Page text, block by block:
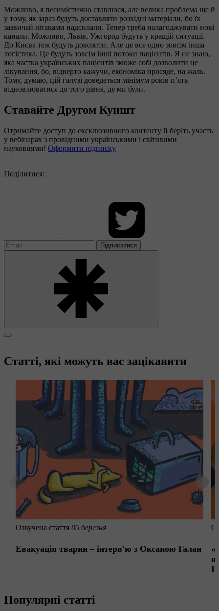
Можливо, я песимістично ставлюся, але велика проблема ще й
у тому, як зараз будуть доставляти розхідні матеріали, бо їх
зазвичай літаками надсилали. Тепер треба налагоджувати нові
канали. Можливо, Львів, Ужгород будуть у кращій ситуації.
До Києва теж будуть довозити. Але це все одно зовсім інша
логістика. Це будуть зовсім інші потоки пацієнтів. Я не знаю,
яка частка українських пацієнтів зможе собі дозволити це
лікування, бо, відверто кажучи, економіка просяде, на жаль.
Тому, думаю, цій галузі доведеться мінімум років п’ять
відновлюватися до того рівня, де ми були.
Ставайте Другом Куншт
Отримайте доступ до ексклюзивного контенту й беріть участь
у вебінарах з провідними українськими і світовими
науковцями! Оформити підписку
Поділитися:
Підписатися
Статті, які можуть вас зацікавити
Озвучена стаття 05 березня
Евакуація тварин – інтерв'ю з Оксаною Галан
Популярні статті